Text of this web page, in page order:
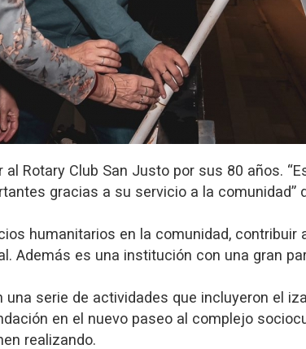
Rotary Club San Justo por sus 80 años.
gracias a su servicio a la
humanitarios en la comunidad,
Además es una institución con una gran
serie de actividades que incluyeron el
en el nuevo paseo al complejo
realizando.